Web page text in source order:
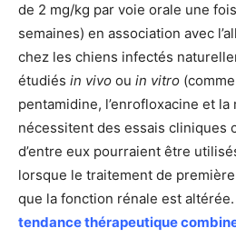
de 2 mg/kg par voie orale une
semaines) en association avec
chez les chiens infectés
étudiés in vivo ou in vitro
pentamidine, l’enrofloxacine et la
nécessitent des essais cliniques
d’entre eux pourraient être
lorsque le traitement de
que la fonction rénale est altérée.
tendance thérapeutique